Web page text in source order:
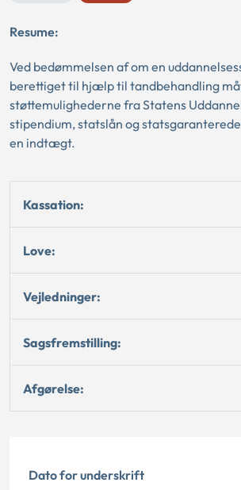
Resume:
Ved bedømmelsen af om en
berettiget til hjælp til tandbehandling
støttemulighederne fra Statens
stipendium, statslån og
en indtægt.
Kassation:
Love:
Vejledninger:
Sagsfremstilling:
Afgørelse:
Dato for underskrift